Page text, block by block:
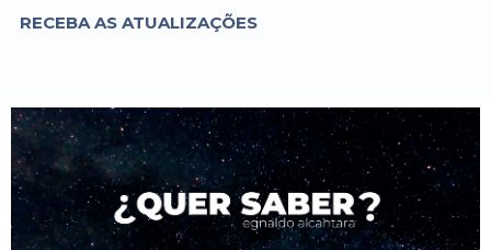
RECEBA AS ATUALIZAÇÕES